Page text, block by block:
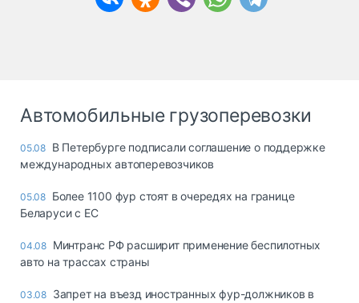
Автомобильные грузоперевозки
05.08 В Петербурге подписали соглашение о поддержке
международных автоперевозчиков
05.08 Более 1100 фур стоят в очередях на границе
Беларуси с ЕС
04.08 Минтранс РФ расширит применение беспилотных
авто на трассах страны
03.08 Запрет на въезд иностранных фур-должников в